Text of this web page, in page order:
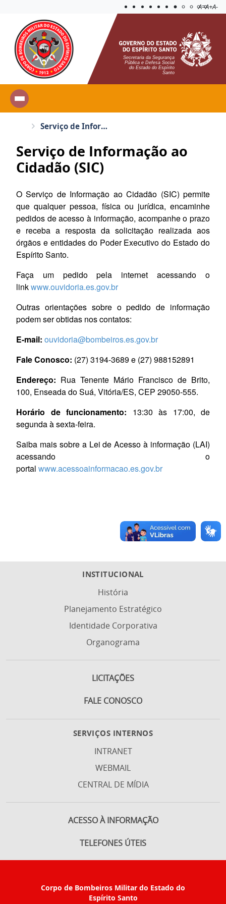
Aplicar
A=A+A-
Secretaria da Segurança
Pública e Defesa Social
do Estado do Espírito
Santo
Serviço de Informação ao Cidadão (e-SIC)
Serviço de Informação ao
Cidadão (SIC)
O Serviço de Informação ao Cidadão (SIC) permite
que qualquer pessoa, física ou jurídica, encaminhe
pedidos de acesso à informação, acompanhe o prazo
e receba a resposta da solicitação realizada aos
órgãos e entidades do Poder Executivo do Estado do
Espírito Santo.
Faça um pedido pela internet acessando o
linkwww.ouvidoria.es.gov.br
Outras orientações sobre o pedido de informação
podem ser obtidas nos contatos:
E-mail: ouvidoria@bombeiros.es.gov.br
Fale Conosco: (27) 3194-3689 e (27) 988152891
Endereço: Rua Tenente Mário Francisco de Brito,
100, Enseada do Suá, Vitória/ES, CEP 29050-555.
Horário de funcionamento: 13:30 às 17:00, de
segunda à sexta-feira.
Saiba mais sobre a Lei de Acesso à informação (LAI)
acessando o
portal www.acessoainformacao.es.gov.br
INSTITUCIONAL
História
Planejamento Estratégico
Identidade Corporativa
Organograma
LICITAÇÕES
FALE CONOSCO
SERVIÇOS INTERNOS
INTRANET
WEBMAIL
CENTRAL DE MÍDIA
ACESSO À INFORMAÇÃO
TELEFONES ÚTEIS
Corpo de Bombeiros Militar do Estado do
Espírito Santo